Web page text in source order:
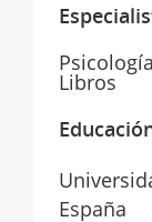
Libros
España